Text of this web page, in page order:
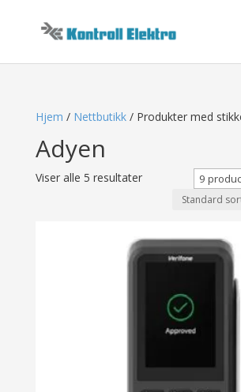
Hjem / Nettbutikk/ Produkter med
Adyen
Viser alle 5 resultater